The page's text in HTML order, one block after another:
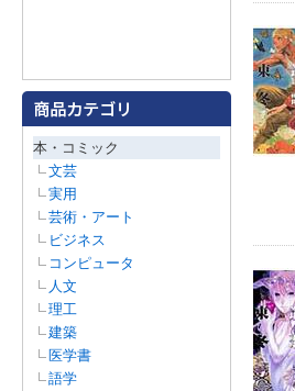
本・コミック
文芸
実用
芸術・アート
ビジネス
コンピュータ
人文
理工
建築
医学書
語学